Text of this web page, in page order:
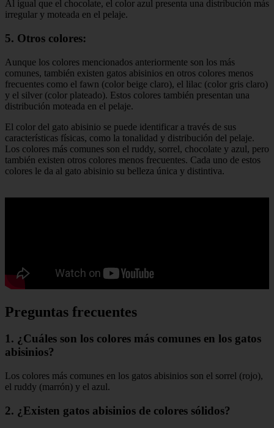
Al igual que el chocolate, el color azul presenta una distribución más
irregular y moteada en el pelaje.
5. Otros colores:
Aunque los colores mencionados anteriormente son los más
comunes, también existen gatos abisinios en otros colores menos
frecuentes como el fawn (color beige claro), el lilac (color gris claro)
y el silver (color plateado). Estos colores también presentan una
distribución moteada en el pelaje.
El color del gato abisinio se puede identificar a través de sus
características físicas, como la tonalidad y distribución del pelaje.
Los colores más comunes son el ruddy, sorrel, chocolate y azul, pero
también existen otros colores menos frecuentes. Cada uno de estos
colores le da al gato abisinio su belleza única y distintiva.
Preguntas frecuentes
1. ¿Cuáles son los colores más comunes en los gatos
abisinios?
Los colores más comunes en los gatos abisinios son el sorrel (rojo),
el ruddy (marrón) y el azul.
2. ¿Existen gatos abisinios de colores sólidos?